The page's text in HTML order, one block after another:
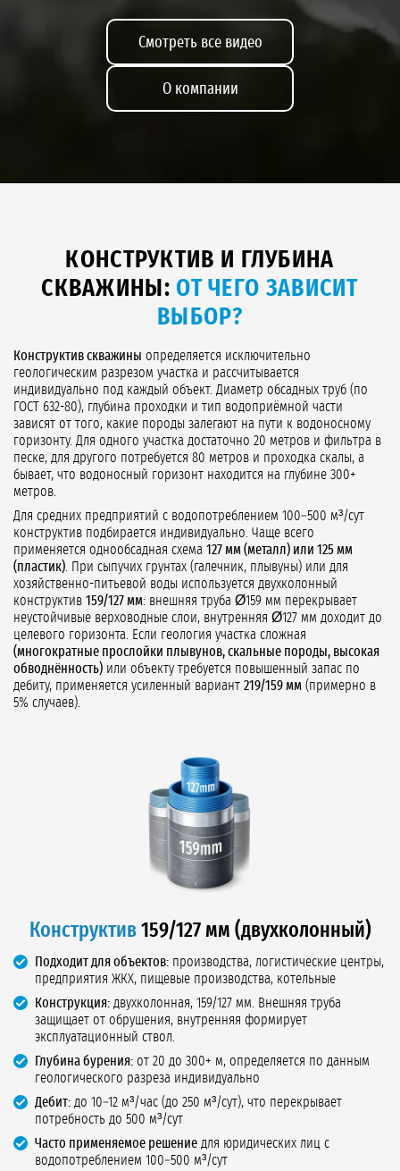
Смотреть все видео
О компании
КОНСТРУКТИВ И ГЛУБИНА
СКВАЖИНЫ: ОТ ЧЕГО ЗАВИСИТ
ВЫБОР?
Конструктив скважины определяется исключительно
геологическим разрезом участка и рассчитывается
индивидуально под каждый объект. Диаметр обсадных труб (по
ГОСТ 632-80), глубина проходки и тип водоприёмной части
зависят от того, какие породы залегают на пути к водоносному
горизонту. Для одного участка достаточно 20 метров и фильтра в
песке, для другого потребуется 80 метров и проходка скалы, а
бывает, что водоносный горизонт находится на глубине 300+
метров.
Для средних предприятий с водопотреблением 100–500 м³/сут
конструктив подбирается индивидуально. Чаще всего
применяется однообсадная схема 127 мм (металл) или 125 мм
(пластик) . При сыпучих грунтах (галечник, плывуны) или для
хозяйственно-питьевой воды используется двухколонный
конструктив 159/127 мм: внешняя труба Ø159 мм перекрывает
неустойчивые верховодные слои, внутренняя Ø127 мм доходит до
целевого горизонта. Если геология участка сложная
(многократные прослойки плывунов, скальные породы, высокая
обводнённость) или объекту требуется повышенный запас по
дебиту, применяется усиленный вариант 219/159 мм (примерно в
5% случаев).
Конструктив159/127 мм (двухколонный)
Подходит для объектов: производства, логистические центры,
предприятия ЖКХ, пищевые производства, котельные
Конструкция: двухколонная, 159/127 мм. Внешняя труба
защищает от обрушения, внутренняя формирует
эксплуатационный ствол.
Глубина бурения: от 20 до 300+ м, определяется по данным
геологического разреза индивидуально
Дебит: до 10–12 м³/час (до 250 м³/сут), что перекрывает
потребность до 500 м³/сут
Часто применяемое решение для юридических лиц с
водопотреблением 100–500 м³/сут